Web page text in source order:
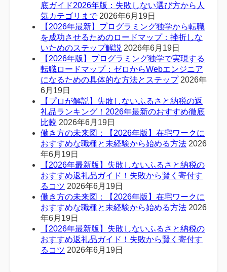
底ガイド2026年版：失敗しない選び方から人
気カテゴリまで 2026年6月19日
【2026年最新】プログラミング独学から転職
を成功させるためのロードマップ：挫折しな
いためのステップ解説 2026年6月19日
【2026年版】プログラミング独学で実現する
転職ロードマップ：ゼロからWebエンジニア
になるための具体的な方法とステップ 2026年
6月19日
【プロが解説】失敗しないふるさと納税の返
礼品ランキング！2026年最新のおすすめ徹底
比較 2026年6月19日
働き方の未来図：【2026年版】在宅ワークに
おすすめな職種と未経験から始める方法 2026
年6月19日
【2026年最新版】失敗しないふるさと納税の
おすすめ返礼品ガイド！失敗から賢く寄付す
るコツ 2026年6月19日
働き方の未来図：【2026年版】在宅ワークに
おすすめな職種と未経験から始める方法 2026
年6月19日
【2026年最新版】失敗しないふるさと納税の
おすすめ返礼品ガイド！失敗から賢く寄付す
るコツ 2026年6月19日